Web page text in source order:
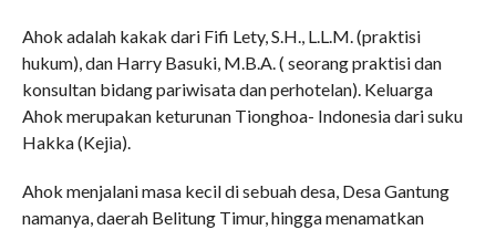
Ahok adalah kakak dari Fifi Lety, S.H., L.L.M. (praktisi
hukum), dan Harry Basuki, M.B.A. ( seorang praktisi dan
konsultan bidang pariwisata dan perhotelan). Keluarga
Ahok merupakan keturunan Tionghoa- Indonesia dari suku
Hakka (Kejia).
Ahok menjalani masa kecil di sebuah desa, Desa Gantung
namanya, daerah Belitung Timur, hingga menamatkan